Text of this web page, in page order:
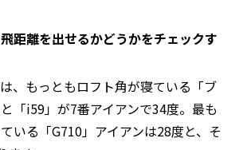
距離を出せるかどうかをチェックす
、もっともロフト角が寝ている「ブ
「i59」が7番アイアンで34度。最も
いる「G710」アイアンは28度と、そ